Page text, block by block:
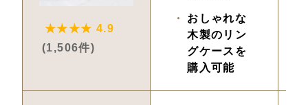
★★★★ 4.9
(1,506件)
おしゃれな
木製のリン
グケースを
購入可能